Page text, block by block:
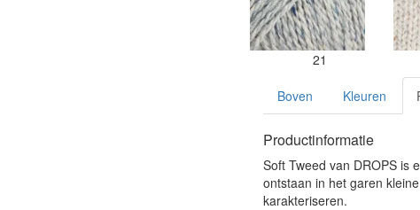
21
Boven Kleuren
Productinformatie
Soft Tweed van DROPS is
ontstaan in het garen
karakteriseren.